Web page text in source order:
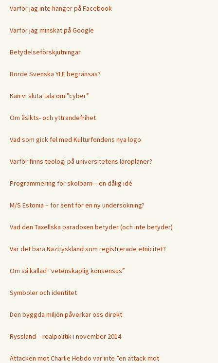
Varför jag inte hänger på Facebook
Varför jag minskat på Google
Betydelseförskjutningar
Borde Svenska YLE begränsas?
Kan vi sluta tala om ”cyber”
Om åsikts- och yttrandefrihet
Vad som gick fel med Kulturfondens nya logo
Varför finns teologi på universitetens läroplaner?
Programmering för skolbarn – en dålig idé
M/S Estonia – för sent för en ny undersökning?
Vad den Taxellska paradoxen betyder (och inte betyder)
Var det bara Nazityskland som registrerade etnicitet?
Om så kallad “vetenskaplig konsensus”
Symboler och identitet
Den byggda miljön påverkar oss direkt
Ryssland – realpolitik i november 2014
Attacken mot Charlie Hebdo var inte ”en attack mot